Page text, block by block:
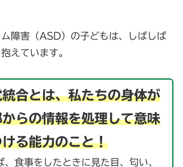
障害（ASD）の子どもは、しばしば
えています。
合とは、私たちの身体が
らの情報を処理して意味
る能力のこと！
、食事をしたときに見た目、匂い、